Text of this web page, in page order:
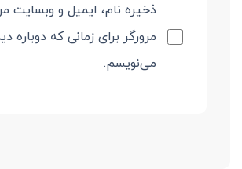
ذخیره نام، ایمیل و وبسایت
مرورگر برای زمانی که دوباره
می‌نویسم.